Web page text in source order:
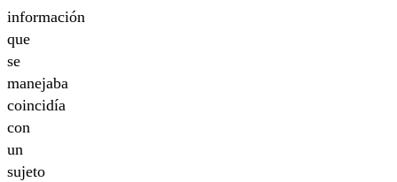
información
que
se
manejaba
coincidía
con
un
sujeto